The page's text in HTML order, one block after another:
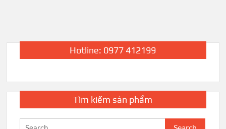
Hotline: 0977 412199
Tìm kiếm sản phẩm
Search